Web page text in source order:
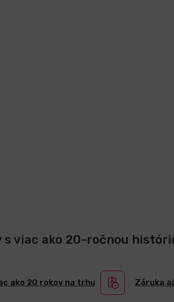
viac ako 20-ročnou
ako 20 rokov na trhu Záruka